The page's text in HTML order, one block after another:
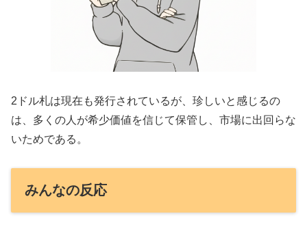
2ドル札は現在も発行されているが、珍しいと感じるの
は、多くの人が希少価値を信じて保管し、市場に出回らな
いためである。
みんなの反応